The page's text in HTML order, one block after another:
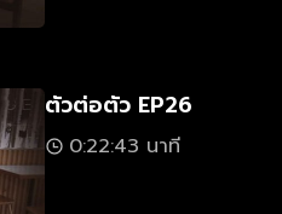
ตัวต่อตัว EP26
0:22:43 นาที